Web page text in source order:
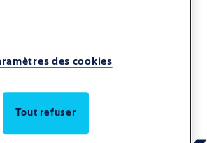
des cookies
Tout refuser